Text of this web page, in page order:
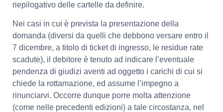
riepilogativo delle cartelle da definire.
Nei casi in cui è prevista la presentazione della
domanda (diversi da quelli che debbono versare entro il
7 dicembre, a titolo di ticket di ingresso, le residue rate
scadute), il debitore è tenuto ad indicare l’eventuale
pendenza di giudizi aventi ad oggetto i carichi di cui si
chiede la rottamazione, ed assume l’impegno a
rinunciarvi. Occorre dunque porre molta attenzione
(come nelle precedenti edizioni) a tale circostanza, nel